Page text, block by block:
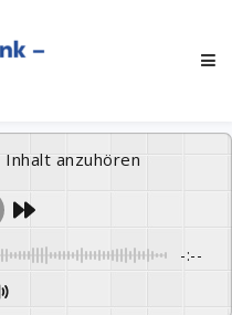
Inhalt anzuhören
-:--